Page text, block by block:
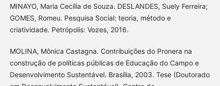
MINAYO, Maria Cecília de Souza. DESLANDES, Suely Ferreira;
GOMES, Romeu. Pesquisa Social: teoria, método e
criatividade. Petrópolis: Vozes, 2016.
MOLINA, Mônica Castagna. Contribuições do Pronera na
construção de políticas públicas de Educação do Campo e
Desenvolvimento Sustentável. Brasília, 2003. Tese (Doutorado